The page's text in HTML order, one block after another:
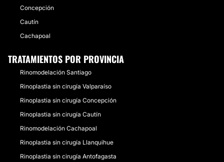
Concepción
Cautín
Cachapoal
TRATAMIENTOS POR PROVINCIA
Rinomodelación Santiago
Rinoplastia sin cirugía Valparaíso
Rinoplastia sin cirugía Concepción
Rinoplastia sin cirugía Cautín
Rinomodelación Cachapoal
Rinoplastia sin cirugía Llanquihue
Rinoplastia sin cirugía Antofagasta